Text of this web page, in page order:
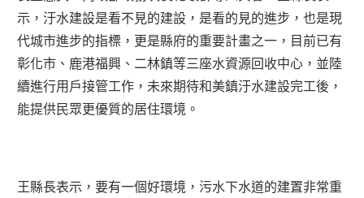
示，汙水建設是看不見的建設，是看的見的進步，也是現
代城市進步的指標，更是縣府的重要計畫之一，目前已有
彰化市、鹿港福興、二林鎮等三座水資源回收中心，並陸
續進行用戶接管工作，未來期待和美鎮汙水建設完工後，
能提供民眾更優質的居住環境。
王縣長表示，要有一個好環境，污水下水道的建置非常重